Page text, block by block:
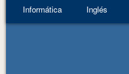
Informática
Inglés